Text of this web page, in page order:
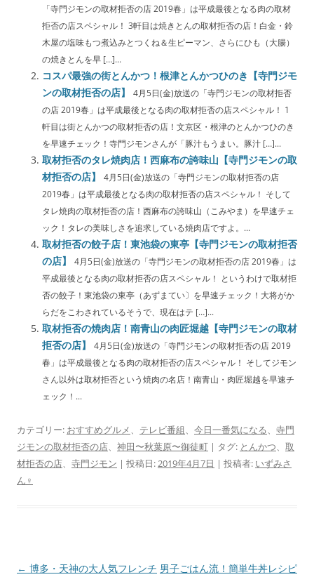
「寺門ジモンの取材拒否の店 2019春」は平成最後となる肉の取材
拒否の店スペシャル！ 3軒目は焼きとんの取材拒否の店！白金・鈴
木屋の塩味もつ煮込みとつくね＆生ピーマン、さらにひも（大腸）
の焼きとんを早 […]...
コスパ最強の街とんかつ！根津とんかつひのき【寺門ジモ
ンの取材拒否の店】
4月5日(金)放送の「寺門ジモンの取材拒否
の店 2019春」は平成最後となる肉の取材拒否の店スペシャル！ 1
軒目は街とんかつの取材拒否の店！文京区・根津のとんかつひのき
を早速チェック！寺門ジモンさんが「豚汁もうまい。豚汁 […]...
取材拒否のタレ焼肉店！西麻布の誇味山【寺門ジモンの取
材拒否の店】
4月5日(金)放送の「寺門ジモンの取材拒否の店
2019春」は平成最後となる肉の取材拒否の店スペシャル！ そして
タレ焼肉の取材拒否の店！西麻布の誇味山（こみやま）を早速チェ
ック！タレの美味しさを追求している焼肉店ですよ。...
取材拒否の餃子店！東池袋の東亭【寺門ジモンの取材拒否
の店】
4月5日(金)放送の「寺門ジモンの取材拒否の店 2019春」は
平成最後となる肉の取材拒否の店スペシャル！ というわけで取材拒
否の餃子！東池袋の東亭（あずまてい〕を早速チェック！大将がか
らだをこわされているそうで、現在はテ […]...
取材拒否の焼肉店！南青山の肉匠堀越【寺門ジモンの取材
拒否の店】
4月5日(金)放送の「寺門ジモンの取材拒否の店 2019
春」は平成最後となる肉の取材拒否の店スペシャル！ そしてジモン
さん以外は取材拒否という焼肉の名店！南青山・肉匠堀越を早速チ
ェック！...
カテゴリー: おすすめグルメ、 テレビ番組、 今日一番気になる、 寺門
ジモンの取材拒否の店、 神田〜秋葉原〜御徒町 | タグ: とんかつ、 取
材拒否の店、 寺門ジモン | 投稿日:2019年4月7日 | 投稿者: いずみさ
ん♀
投
← 博多・天神の大人気フレンチ 男子ごはん流！簡単牛丼レシピ